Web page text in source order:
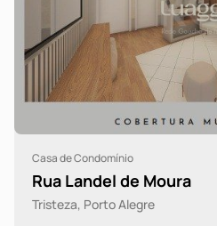
Casa de Condomínio
Rua Landel de Moura
Tristeza, Porto Alegre